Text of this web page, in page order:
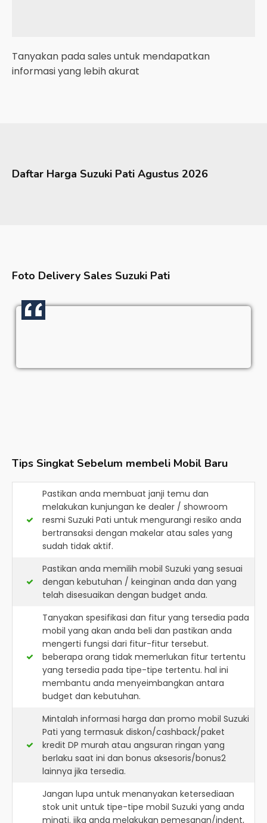
Tanyakan pada sales untuk mendapatkan
informasi yang lebih akurat
Daftar Harga Suzuki Pati Agustus 2026
Foto Delivery Sales Suzuki Pati
Tips Singkat Sebelum membeli Mobil Baru
Pastikan anda membuat janji temu dan
melakukan kunjungan ke dealer / showroom
resmi Suzuki Pati untuk mengurangi resiko anda
bertransaksi dengan makelar atau sales yang
sudah tidak aktif.
Pastikan anda memilih mobil Suzuki yang sesuai
dengan kebutuhan / keinginan anda dan yang
telah disesuaikan dengan budget anda.
Tanyakan spesifikasi dan fitur yang tersedia pada
mobil yang akan anda beli dan pastikan anda
mengerti fungsi dari fitur-fitur tersebut.
beberapa orang tidak memerlukan fitur tertentu
yang tersedia pada tipe-tipe tertentu. hal ini
membantu anda menyeimbangkan antara
budget dan kebutuhan.
Mintalah informasi harga dan promo mobil Suzuki
Pati yang termasuk diskon/cashback/paket
kredit DP murah atau angsuran ringan yang
berlaku saat ini dan bonus aksesoris/bonus2
lainnya jika tersedia.
Jangan lupa untuk menanyakan ketersediaan
stok unit untuk tipe-tipe mobil Suzuki yang anda
minati. jika anda melakukan pemesanan/indent,